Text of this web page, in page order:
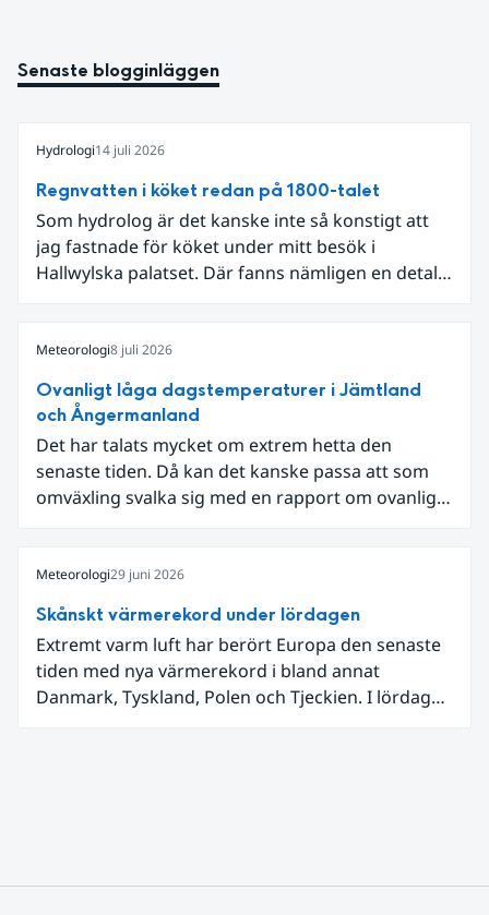
Senaste blogginläggen
Hydrologi14 juli 2026
Regnvatten i köket redan på 1800-talet
Som hydrolog är det kanske inte så konstigt att
jag fastnade för köket under mitt besök i
Hallwylska palatset. Där fanns nämligen en detalj
Meteorologi8 juli 2026
Ovanligt låga dagstemperaturer i Jämtland
och Ångermanland
Det har talats mycket om extrem hetta den
senaste tiden. Då kan det kanske passa att som
omväxling svalka sig med en rapport om ovanligt
Meteorologi29 juni 2026
Skånskt värmerekord under lördagen
Extremt varm luft har berört Europa den senaste
tiden med nya värmerekord i bland annat
Danmark, Tyskland, Polen och Tjeckien. I lördags